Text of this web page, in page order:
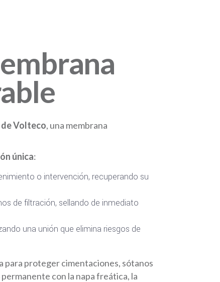
Volteco, una membrana
única:
o intervención, recuperando su
de filtración, sellando de inmediato
una unión que elimina riesgos de
para proteger cimentaciones, sótanos
con la napa freática, la